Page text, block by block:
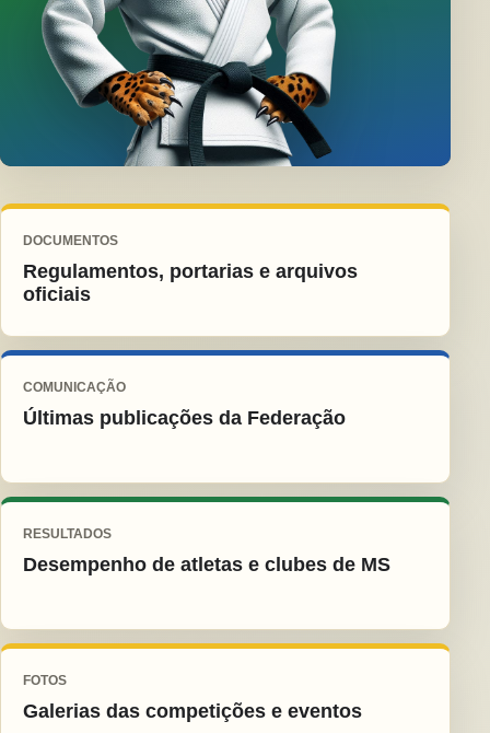
DOCUMENTOS
Regulamentos, portarias e arquivos
oficiais
COMUNICAÇÃO
Últimas publicações da Federação
RESULTADOS
Desempenho de atletas e clubes de MS
FOTOS
Galerias das competições e eventos